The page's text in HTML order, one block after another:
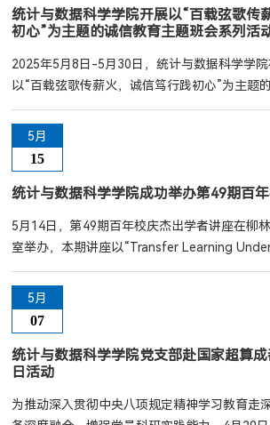
量化投资研究等领域展开探讨。凯石基金高度
风险管理领域的学科优势，...
统计与数据科学学院开展以“百载弦歌传
初心”为主题的诚信教育主题班会系列活
2025年5月8日-5月30日，统计与数据科学学
以“百载弦歌传薪火，诚信笃行践初心”为主题
教育主题班会，旨在深化诚信教育，增强同学
中，各年级辅导员老师详细介绍了考试诚信的
学术研究和个人发展的基石。通过具体案例分
到考试作弊不仅违背了学术诚信，也损害了个
时，针对办理助学贷款的相关问题，老师们也
5月
15
统计与数据科学学院成功举办第49期百
5月14日，第49期百年校庆杰出学者讲座在柳
室举办，本期讲座以“Transfer Learning
Network Convolutional Regression Model高
下的迁移学习”为主题，由中国人民大学黄丹阳
长兰伟教授担任主持。40余名师生参与了本次
阳教授深入探讨了网络化数据迁移学习中处理
针对现有研究在独立设置下处理多种分布变化
展，...
5月
07
统计与数据科学学院党支部赴国家超算
日活动
为推动深入贯彻中央八项规定精神学习教育走